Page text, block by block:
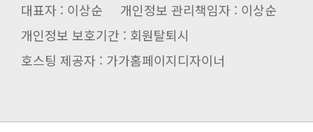
대표자 : 이상순 개인정보 관리책임자 : 이상순
개인정보 보호기간 : 회원탈퇴시
호스팅 제공자 : 가가홈페이지디자이너